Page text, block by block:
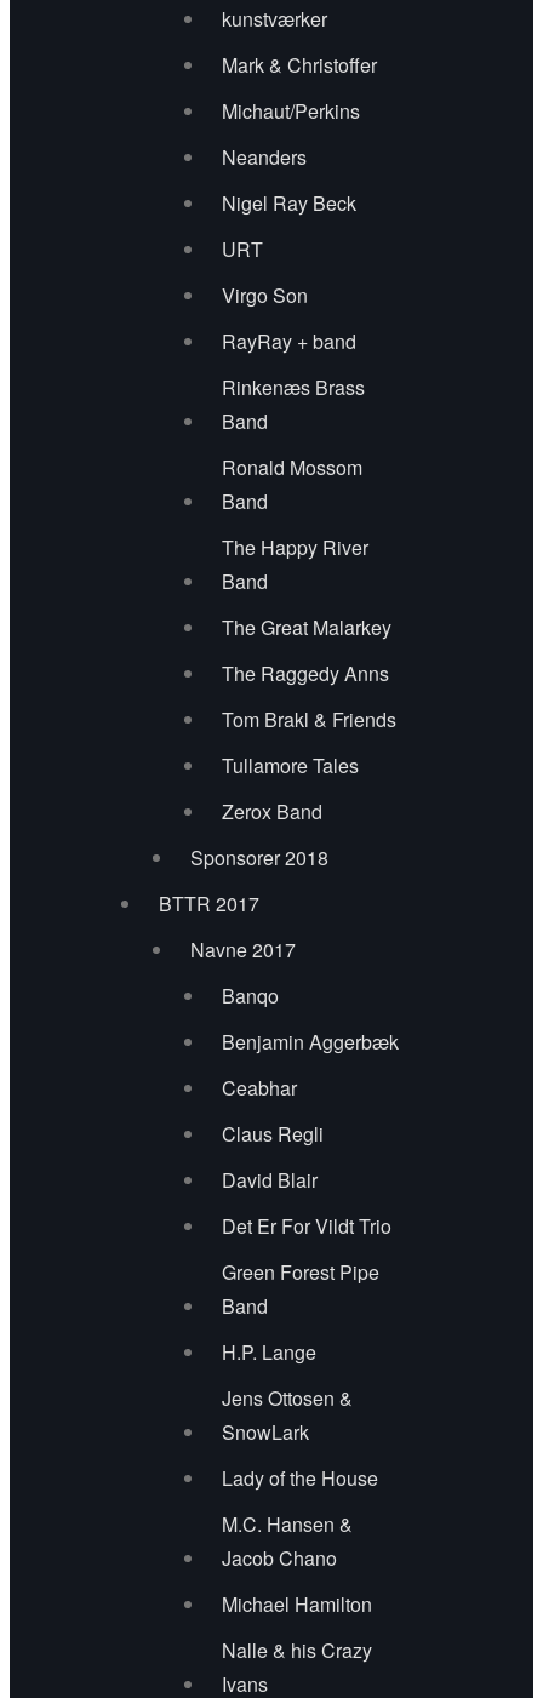
H.P. Lange
Lady of the House
M.C. Hansen & Jacob Chano
Paul Eastham
Rinkenæs Brass Band
Ronald Mossom Band
Scott Wood Band
SixPack BluesBand
Southern Comforts
Tankens Bager
The Raggedy Anns
Tom Brakl(UK) + Guests
Travelling Light
Virelai
Artwork 2017
Program 2017
Sponsorer 2017
kunstværker
Mark & Christoffer
Michaut/Perkins
Neanders
Nigel Ray Beck
URT
Virgo Son
RayRay + band
Rinkenæs Brass
Band
Ronald Mossom
Band
The Happy River
Band
The Great Malarkey
The Raggedy Anns
Tom Brakl & Friends
Tullamore Tales
Zerox Band
Sponsorer 2018
BTTR 2017
Navne 2017
Banqo
Benjamin Aggerbæk
Ceabhar
Claus Regli
David Blair
Det Er For Vildt Trio
Green Forest Pipe
Band
H.P. Lange
Jens Ottosen &
SnowLark
Lady of the House
M.C. Hansen &
Jacob Chano
Michael Hamilton
Nalle & his Crazy
Ivans